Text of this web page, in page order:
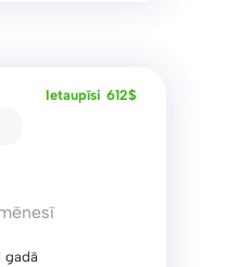
Ietaupīsi 612$